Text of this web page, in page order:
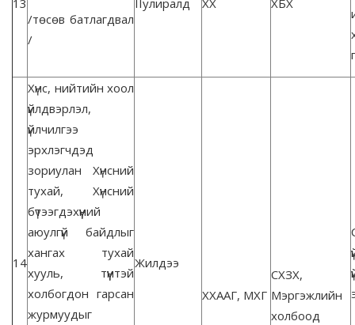
13
/төсөв батлагдвал
/
IIулиралд ХХ ХБХ
14
Хүнс, нийтийн хоол
үйлдвэрлэл,
үйлчилгээ
эрхлэгчдэд
зориулан Хүнсний
тухай, Хүнсний
бүтээгдэхүүний
аюулгүй байдлыг
хангах тухай
хууль, түүнтэй
холбогдон гарсан
журмуудыг
Жилдээ
ХХААГ, МХГ
СХЗХ,
Мэргэжлийн
холбоод